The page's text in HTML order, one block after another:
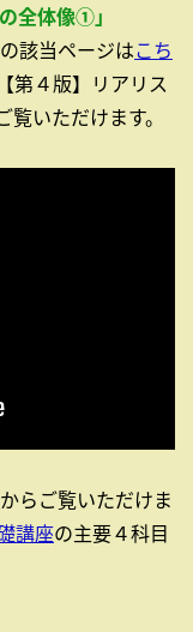
全体像①」
該当ページはこち
第４版】リアリス
いただけます。
からご覧いただけま
講座の主要４科目